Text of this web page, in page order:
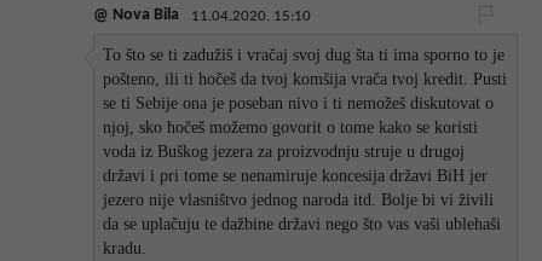
@ Nova Bila 11.04.2020. 15:10
To što se ti zadužiš i vračaj svoj dug šta ti ima sporno to je
pošteno, ili ti hočeš da tvoj komšija vrača tvoj kredit. Pusti
se ti Sebije ona je poseban nivo i ti nemožeš diskutovat o
njoj, sko hočeš možemo govorit o tome kako se koristi
voda iz Buškog jezera za proizvodnju struje u drugoj
državi i pri tome se nenamiruje koncesija državi BiH jer
jezero nije vlasništvo jednog naroda itd. Bolje bi vi živili
da se uplačuju te dažbine državi nego što vas vaši ublehaši
kradu.